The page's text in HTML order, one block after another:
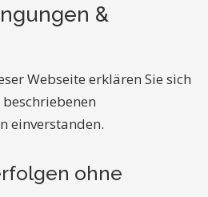
&
Webseite erklären Sie sich
einverstanden.
ohne